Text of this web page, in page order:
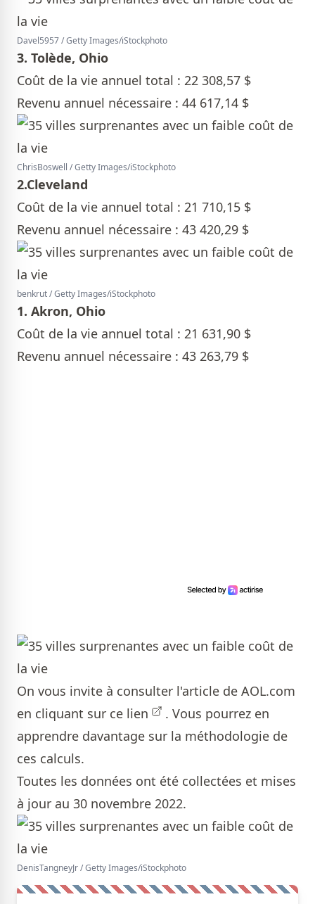
Davel5957 / Getty Images/iStockphoto
3. Tolède, Ohio
Coût de la vie annuel total : 22 308,57 $
Revenu annuel nécessaire : 44 617,14 $
ChrisBoswell / Getty Images/iStockphoto
2.Cleveland
Coût de la vie annuel total : 21 710,15 $
Revenu annuel nécessaire : 43 420,29 $
benkrut / Getty Images/iStockphoto
1. Akron, Ohio
Coût de la vie annuel total : 21 631,90 $
Revenu annuel nécessaire : 43 263,79 $
On vous invite à consulter l'article de AOL.com
en cliquant sur ce lien
. Vous pourrez en
apprendre davantage sur la méthodologie de
ces calculs.
Toutes les données ont été collectées et mises
à jour au 30 novembre 2022.
DenisTangneyJr / Getty Images/iStockphoto